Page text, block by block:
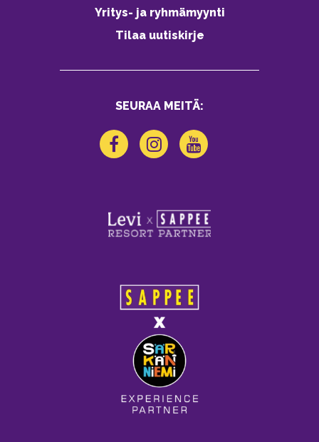
Yritys- ja ryhmämyynti
Tilaa uutiskirje
SEURAA MEITÄ: